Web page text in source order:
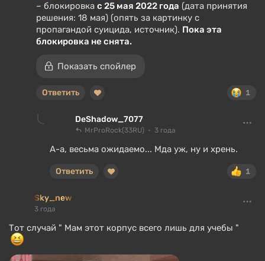
– блокировка с 25 мая 2022 года (дата принятия
решения: 18 мая) (опять за картинку с
пропагандой суицида, источник). Пока эта
блокировка не снята.
Показать спойлер
1
Ответить
DeShadow_7077
MrProRock(33RU) 3 года
А-а, весьма ожидаемо... Мда уж, ну и хрень.
1
Ответить
Sky_new
3 года
Тот случай " Мам этот корпус всего лишь для учебы "